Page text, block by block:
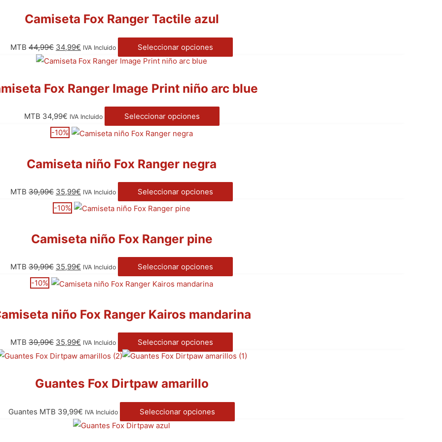
Camiseta Fox Ranger Tactile azul
MTB 44,99€ 34,99€ IVA Incluido Seleccionar opciones
Fox Ranger Image Print niño arc blue
MTB 34,99€ IVA Incluido
Seleccionar opciones
-10%
Camiseta niño Fox Ranger negra
MTB 39,99€ 35,99€ IVA Incluido
Seleccionar opciones
-10%
Camiseta niño Fox Ranger pine
MTB 39,99€ 35,99€ IVA Incluido
Seleccionar opciones
-10%
niño Fox Ranger Kairos mandarina
MTB 39,99€ 35,99€ IVA Incluido Seleccionar opciones
Guantes Fox Dirtpaw amarillo
Guantes MTB 39,99€ IVA Incluido Seleccionar opciones